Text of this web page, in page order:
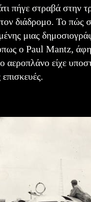
πήγε στραβά στην
διάδρομο. Το πώς
μιας
ο Paul Mantz,
αεροπλάνο είχε